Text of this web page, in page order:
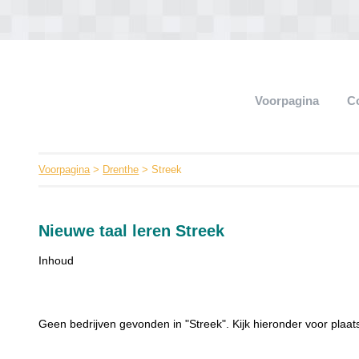
Voorpagina
Voorpagina> Drenthe > Streek
Nieuwe taal leren Streek
Inhoud
Geen bedrijven gevonden in "Streek". Kijk hieronder voor